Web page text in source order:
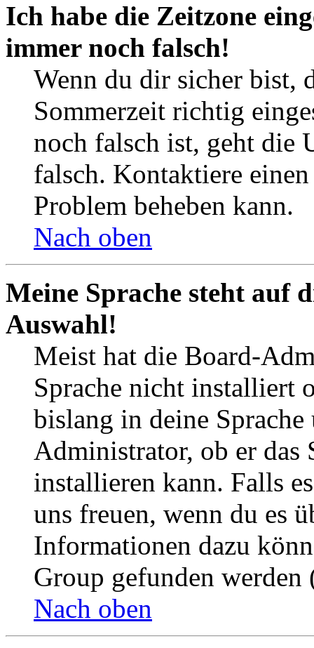
Ich habe die Zeitzone
immer noch falsch!
Wenn du dir sicher bist,
Sommerzeit richtig
noch falsch ist, geht die
falsch. Kontaktiere
Problem beheben kann.
Nach oben
Meine Sprache steht auf
Auswahl!
Meist hat die Board-
Sprache nicht installiert
bislang in deine
Administrator, ob er das
installieren kann. Falls
uns freuen, wenn du es
Informationen dazu
Group gefunden
Nach oben